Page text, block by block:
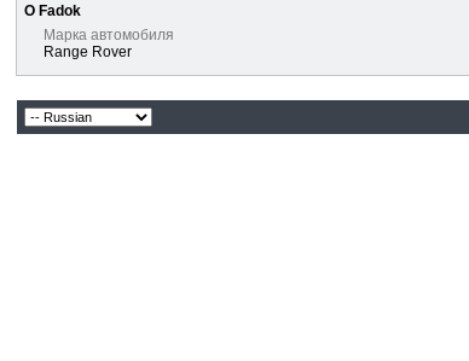
О Fadok
Марка автомобиля
Range Rover